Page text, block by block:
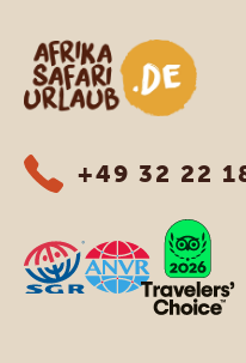
Afrika Safari Urlaub
+49 32 22